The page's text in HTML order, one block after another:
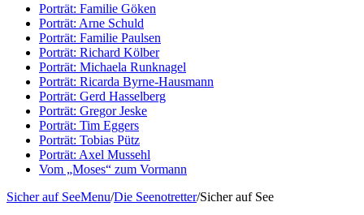
Porträt: Familie Göken
Porträt: Arne Schuld
Porträt: Familie Paulsen
Porträt: Richard Kölber
Porträt: Michaela Runknagel
Porträt: Ricarda Byrne-Hausmann
Porträt: Gerd Hasselberg
Porträt: Gregor Jeske
Porträt: Tim Eggers
Porträt: Tobias Pütz
Porträt: Axel Mussehl
Vom „Moses“ zum Vormann
Sicher auf SeeMenu/Die Seenotretter/Sicher auf See